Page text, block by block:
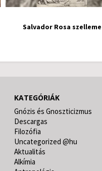
Salvador Rosa szelleme
KATEGÓRIÁK
Gnózis és Gnoszticizmus
Descargas
Filozófia
Uncategorized @hu
Aktualitás
Alkímia